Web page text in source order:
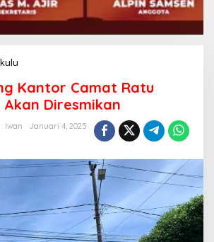
Kantor
Camat
Ratu
Agung
Diresmikan
Kantor Camat Ratu
Diresmikan
Iwan
Januari 4, 2025